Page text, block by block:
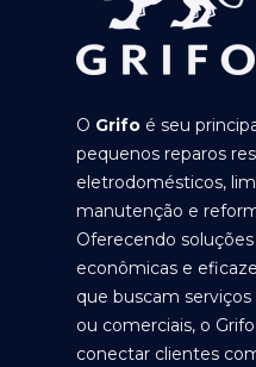
O Grifo é seu
pequenos reparos
eletrodomésticos,
manutenção e
Oferecendo
econômicas e
que buscam serviços
ou comerciais, o
conectar clientes